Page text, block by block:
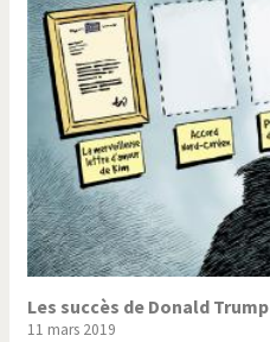
Les succès de Donald Trump
11 mars 2019